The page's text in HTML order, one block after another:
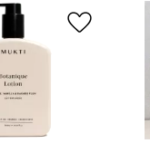
favorite_border